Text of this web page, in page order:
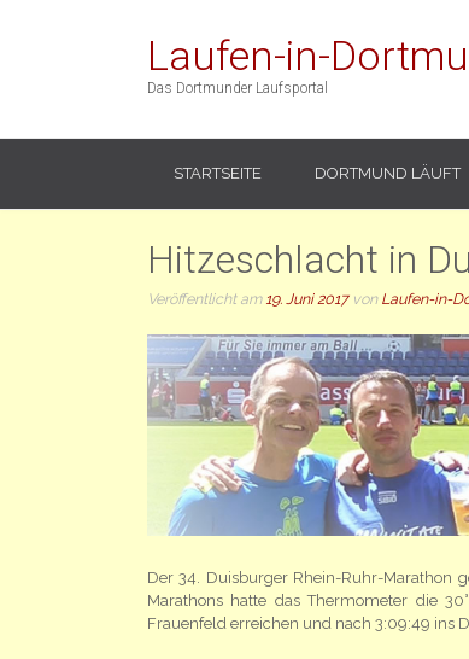
Laufen-in-
Das Dortmunder Laufsportal
STARTSEITE DORTMUND LÄUFT
Hitzeschlacht in
Veröffentlicht am 19. Juni 2017von Laufen-in-
Der 34. Duisburger Rhein-Ruhr-Marathon
Marathons hatte das Thermometer die
Frauenfeld erreichen und nach 3:09:49 ins